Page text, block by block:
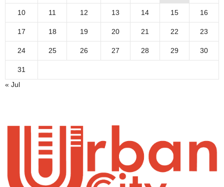
10 11 12 13 14 15 16
17 18 19 20 21 22 23
24 25 26 27 28 29 30
31
« Jul